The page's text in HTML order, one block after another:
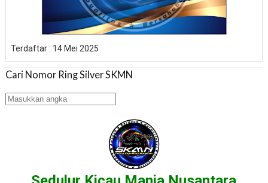
Terdaftar : 14 Mei 2025
Cari Nomor Ring Silver SKMN